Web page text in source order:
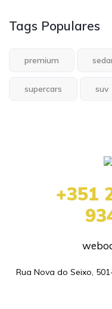
Tags Populares
premium
supercars suv
+351
Rua Nova do Seixo,